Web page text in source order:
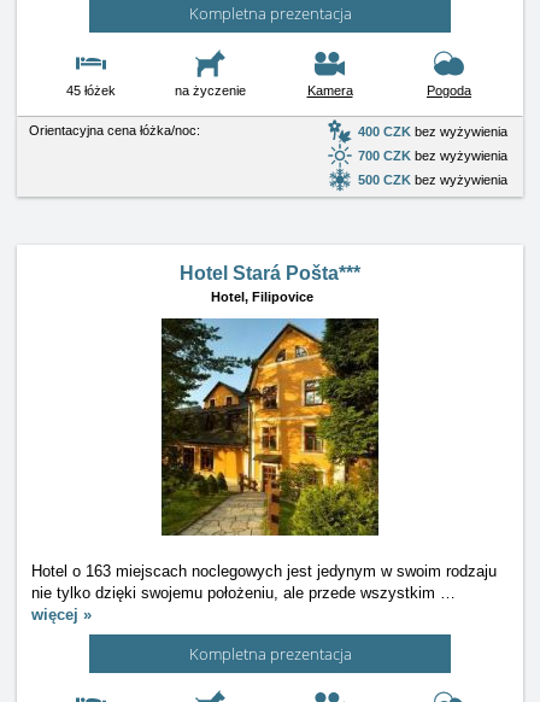
Kompletna prezentacja
45 łóżek na życzenie Kamera Pogoda
Orientacyjna cena łóżka/noc: 400 CZK bez wyżywienia
700 CZK bez wyżywienia
500 CZK bez wyżywienia
Hotel Stará Pošta***
Hotel, Filipovice
Hotel o 163 miejscach noclegowych jest jedynym w swoim rodzaju
nie tylko dzięki swojemu położeniu, ale przede wszystkim …
więcej »
Kompletna prezentacja